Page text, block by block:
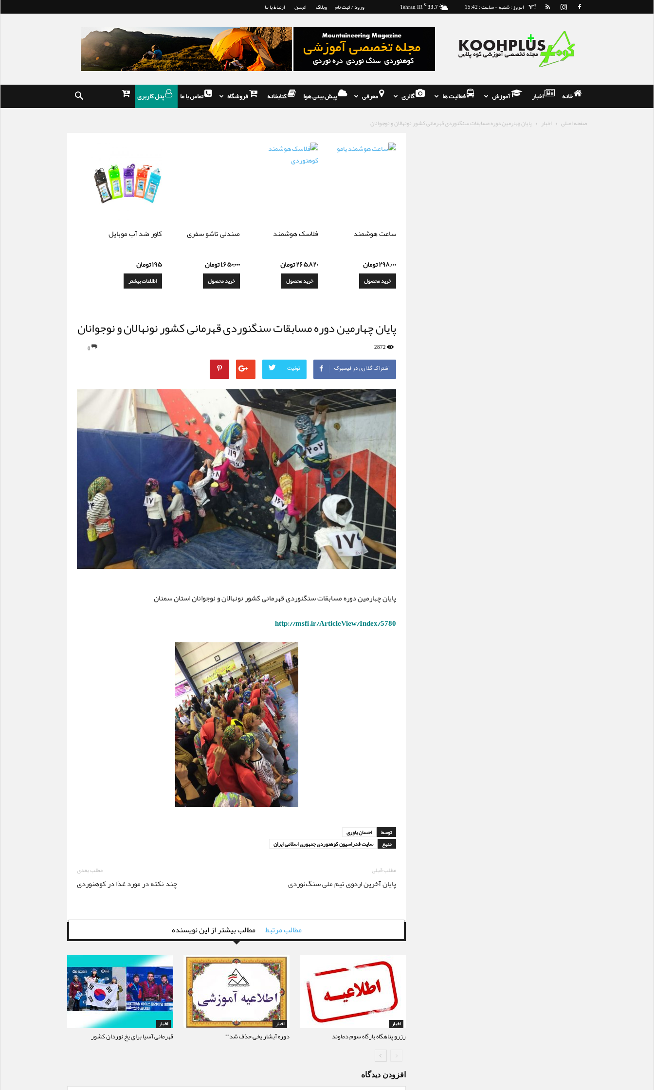
33.7
C
Tehran, IR امروز : شنبه - ساعت : 15:42 ورود / ثبت نام وبلاگ انجمن ارتباط با ما
مجله
و
فروشگاه
تخصصی
نوردی
خانه اخبار آموزش فعالیت ها گالری معرفی پیش بینی هوا کتابخانه فروشگاه تماس با ما پنل کاربری
صفحه اصلی اخبار پایان چهارمین دوره مسابقات سنگنوردی قهرمانی کشور نونهالان و نوجوانان
ساعت هوشمند
۲۹۸,۰۰۰تومان
خرید محصول
فلاسک هوشمند
۲۶۵,۸۲۰تومان
خرید محصول
صندلی تاشو سفری
۱,۶۵۰,۰۰۰تومان
خرید محصول
کاور ضد آب موبایل
۱۹۵تومان
اطلاعات بیشتر
پایان چهارمین دوره مسابقات سنگنوردی قهرمانی کشور نونهالان و نوجوانان
0 2872
اشتراک گذاری در فیسبوک توئیت
پایان چهارمین دوره مسابقات سنگنوردی قهرمانی کشور نونهالان و نوجوانان استان سمنان
http://msfi.ir/ArticleView/Index/5780
توسط
احسان یاوری
منبع
سایت فدراسیون کوهنوردی جمهوری اسلامی ایران
مطلب قبلی
پایان آخرین اردوی تیم ملی سنگ‌نوردی
مطلب بعدی
چند نکته در مورد غذا در کوهنوردی
مطالب مرتبط مطالب بیشتر از این نویسنده
اخبار
قهرمانی آسیا برای یخ نوردان کشور
اخبار
دوره آبشار یخی حذف شد””
اخبار
رزرو پناهگاه بارگاه سوم دماوند
افزودن دیدگاه